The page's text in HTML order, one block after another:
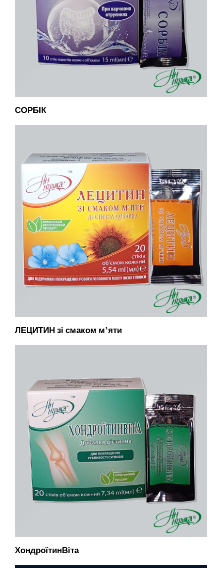
СОРБІК
ЛЕЦИТИН зі смаком м’яти
ХондроїтинВіта